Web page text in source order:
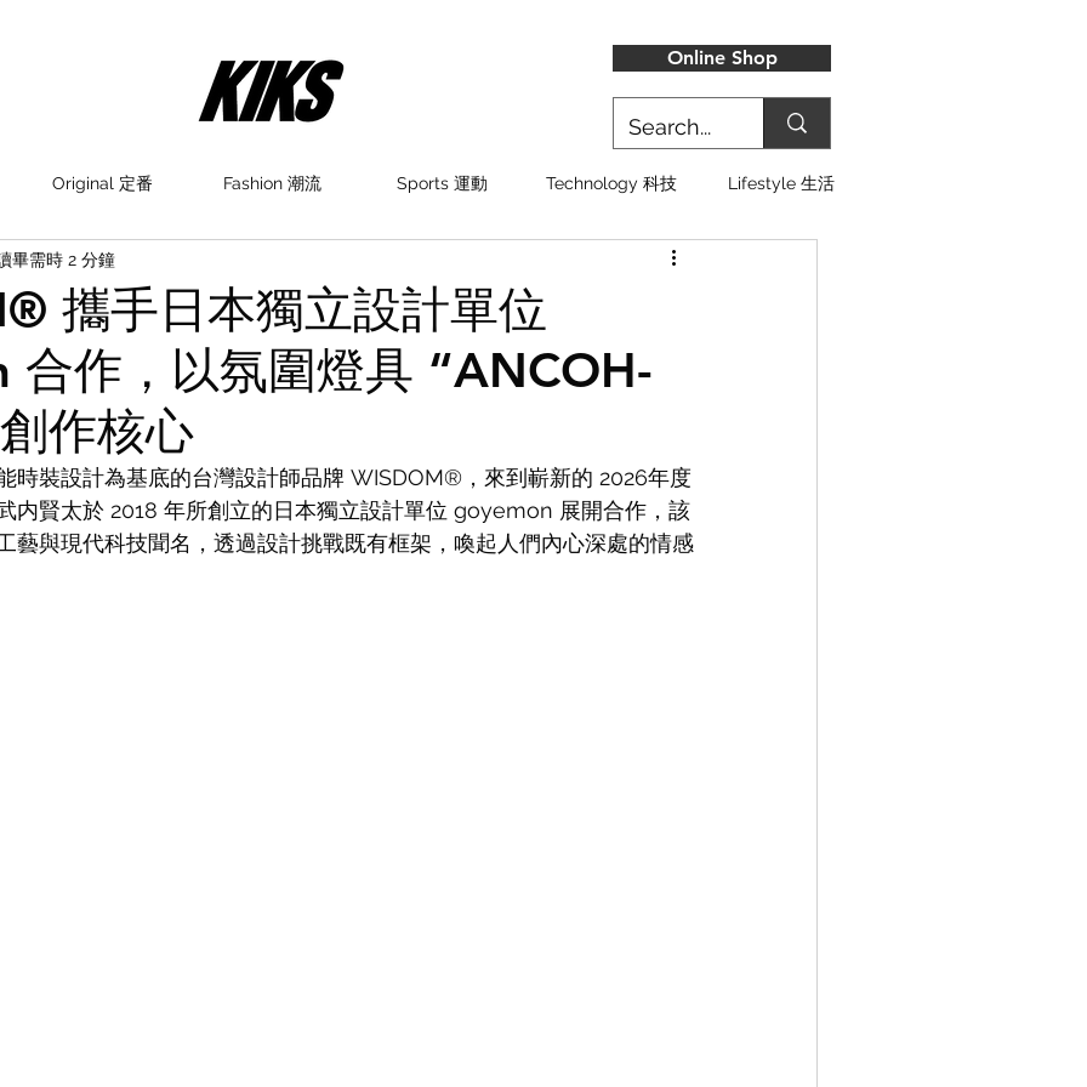
Online Shop
Original 定番 Fashion 潮流 Sports 運動 Technology 科技 Lifestyle 生活
攜手日本獨立設計單位
合作，以氛圍燈具 “ANCOH-
作核心
畢需時 2 分鐘
時裝設計為基底的台灣設計師品牌 WISDOM®，來到嶄新的 2026年度
内賢太於 2018 年所創立的日本獨立設計單位 goyemon 展開合作，該
藝與現代科技聞名，透過設計挑戰既有框架，喚起人們內心深處的情感